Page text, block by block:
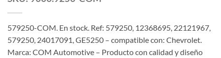
579250-COM. En stock. Ref: 579250, 12368695, 22121967,
579250, 24017091, GE5250 – compatible con: Chevrolet.
Marca: COM Automotive – Producto con calidad y diseño